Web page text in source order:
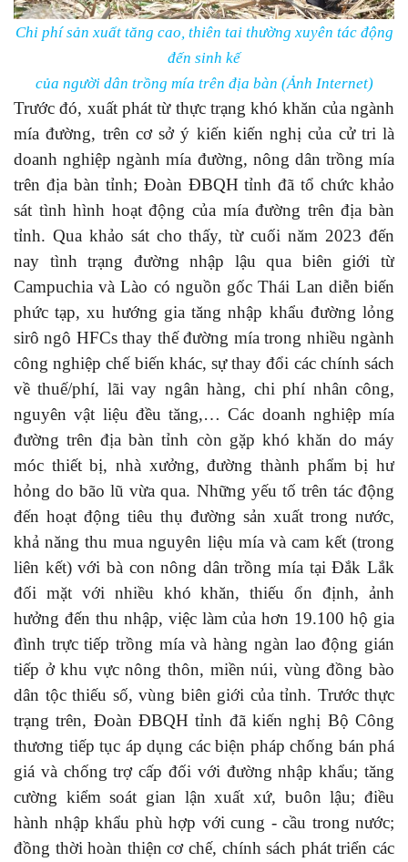
Chi phí sản xuất tăng cao, thiên tai thường xuyên tác động
đến sinh kế
của người dân trồng mía trên địa bàn (Ảnh Internet)
Trước đó, xuất phát từ thực trạng khó khăn của ngành
mía đường, trên cơ sở ý kiến kiến nghị của cử tri là
doanh nghiệp ngành mía đường, nông dân trồng mía
trên địa bàn tỉnh; Đoàn ĐBQH tỉnh đã tổ chức khảo
sát tình hình hoạt động của mía đường trên địa bàn
tỉnh. Qua khảo sát cho thấy, từ cuối năm 2023 đến
nay tình trạng đường nhập lậu qua biên giới từ
Campuchia và Lào có nguồn gốc Thái Lan diễn biến
phức tạp, xu hướng gia tăng nhập khẩu đường lỏng
sirô ngô HFCs thay thế đường mía trong nhiều ngành
công nghiệp chế biến khác, sự thay đổi các chính sách
về thuế/phí, lãi vay ngân hàng, chi phí nhân công,
nguyên vật liệu đều tăng,… Các doanh nghiệp mía
đường trên địa bàn tỉnh còn gặp khó khăn do máy
móc thiết bị, nhà xưởng, đường thành phẩm bị hư
hỏng do bão lũ vừa qua. Những yếu tố trên tác động
đến hoạt động tiêu thụ đường sản xuất trong nước,
khả năng thu mua nguyên liệu mía và cam kết (trong
liên kết) với bà con nông dân trồng mía tại Đắk Lắk
đối mặt với nhiều khó khăn, thiếu ổn định, ảnh
hưởng đến thu nhập, việc làm của hơn 19.100 hộ gia
đình trực tiếp trồng mía và hàng ngàn lao động gián
tiếp ở khu vực nông thôn, miền núi, vùng đồng bào
dân tộc thiếu số, vùng biên giới của tỉnh. Trước thực
trạng trên, Đoàn ĐBQH tỉnh đã kiến nghị Bộ Công
thương tiếp tục áp dụng các biện pháp chống bán phá
giá và chống trợ cấp đối với đường nhập khẩu; tăng
cường kiểm soát gian lận xuất xứ, buôn lậu; điều
hành nhập khẩu phù hợp với cung - cầu trong nước;
đồng thời hoàn thiện cơ chế, chính sách phát triển các